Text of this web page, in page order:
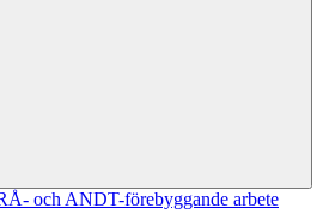
och ANDT-förebyggande arbete